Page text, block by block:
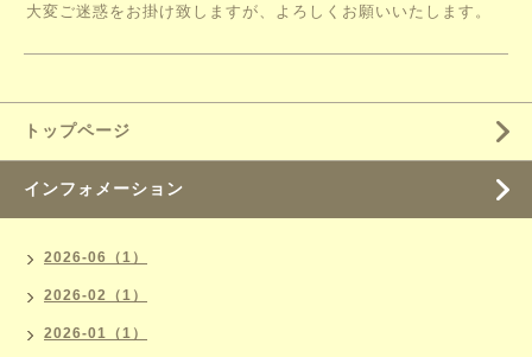
大変ご迷惑をお掛け致しますが、よろしくお願いいたします。
トップページ
インフォメーション
2026-06（1）
2026-02（1）
2026-01（1）